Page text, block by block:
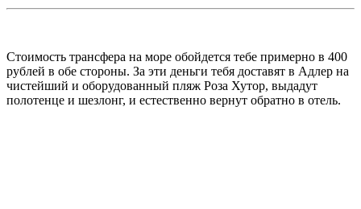
Стоимость трансфера на море обойдется тебе примерно в 400
рублей в обе стороны. За эти деньги тебя доставят в Адлер на
чистейший и оборудованный пляж Роза Хутор, выдадут
полотенце и шезлонг, и естественно вернут обратно в отель.